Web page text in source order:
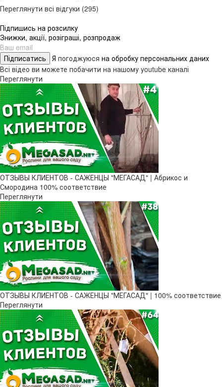
Переглянути всі відгуки (295)
Підпишись на розсилку
Знижки, акції, розіграші, розпродаж
Підписатись Я погоджуюся на обробку персональних даних
Всі відео ви можете побачити на нашому youtube каналі
Переглянути
ОТЗЫВЫ КЛИЕНТОВ - САЖЕНЦЫ "МЕГАСАД" | Абрикос и
Смородина 100% соответствие
Переглянути
ОТЗЫВЫ КЛИЕНТОВ - САЖЕНЦЫ "МЕГАСАД" | 100% соответствие
Переглянути